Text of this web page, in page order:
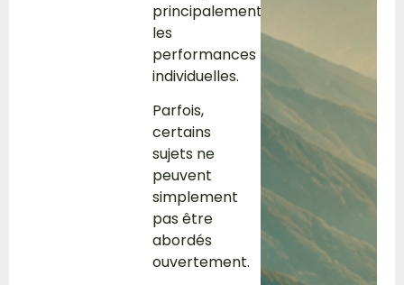
principalement
les
performances
individuelles.
Parfois,
certains
sujets ne
peuvent
simplement
pas être
abordés
ouvertement.